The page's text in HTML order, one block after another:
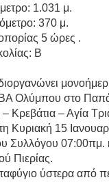
1.031 μ.
370 μ.
5 ώρες .
B
Ολύμπου στο
Κρεβάτια – Αγία
Κυριακή 15
Συλλόγου
Πιερίας.
ύστερα από